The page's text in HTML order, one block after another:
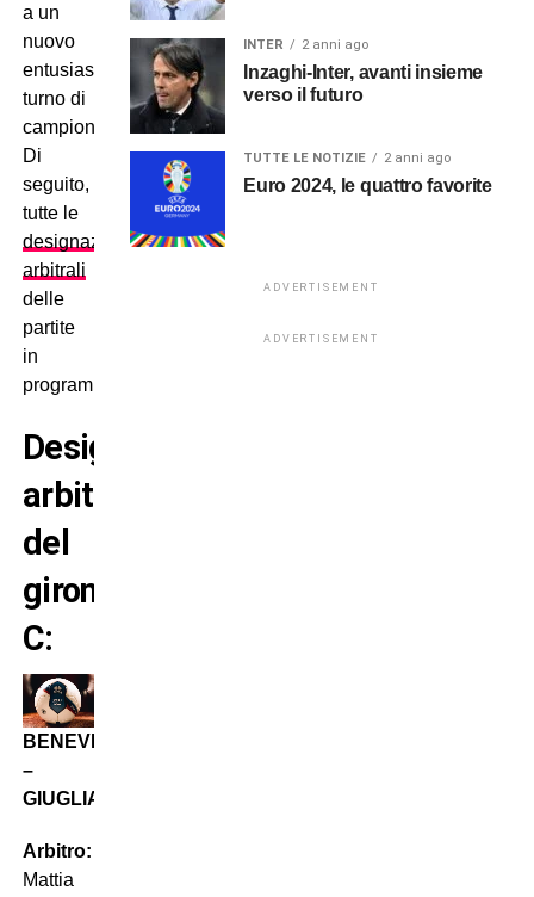
a un
nuovo
entusiasmante
turno di
campionato.
Di
seguito,
tutte le
designazioni
arbitrali
delle
partite
in
programma.
Designazioni
arbitrali
del
girone
C:
BENEVENTO
–
GIUGLIANO
Arbitro:
Mattia
INTER 2 anni ago
Inzaghi-Inter, avanti insieme
verso il futuro
TUTTE LE NOTIZIE 2 anni ago
Euro 2024, le quattro favorite
ADVERTISEMENT
ADVERTISEMENT